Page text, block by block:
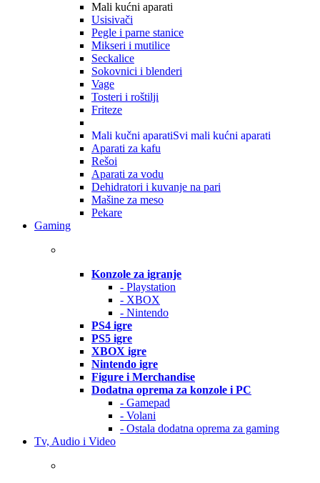
Mali kućni aparati
Usisivači
Pegle i parne stanice
Mikseri i mutilice
Seckalice
Sokovnici i blenderi
Vage
Tosteri i roštilji
Friteze
Mali kučni aparatiSvi mali kućni aparati
Aparati za kafu
Rešoi
Aparati za vodu
Dehidratori i kuvanje na pari
Mašine za meso
Pekare
Gaming
Konzole za igranje
- Playstation
- XBOX
- Nintendo
PS4 igre
PS5 igre
XBOX igre
Nintendo igre
Figure i Merchandise
Dodatna oprema za konzole i PC
- Gamepad
- Volani
- Ostala dodatna oprema za gaming
Tv, Audio i Video